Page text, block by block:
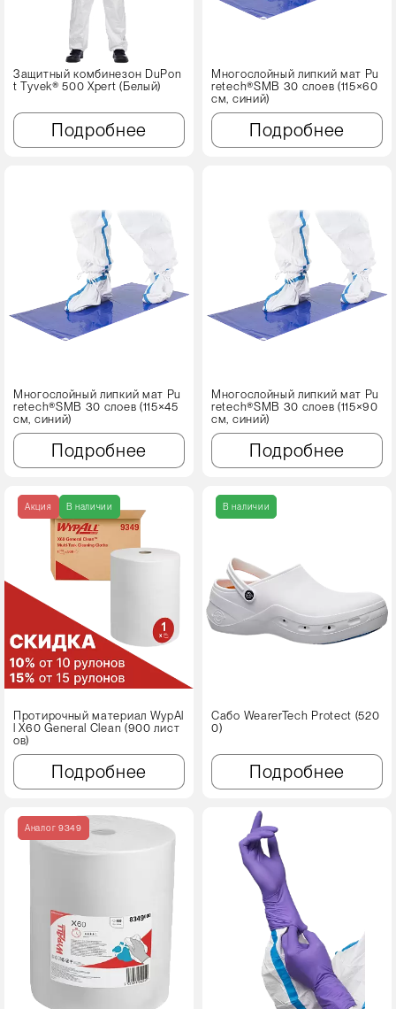
Защитный комбинезон DuPon
t Tyvek® 500 Xpert (Белый)
Подробнее
Многослойный липкий мат Pu
retech®SMB 30 слоев (115×60
см, синий)
Подробнее
Многослойный липкий мат Pu
retech®SMB 30 слоев (115×45
см, синий)
Подробнее
Многослойный липкий мат Pu
retech®SMB 30 слоев (115×90
см, синий)
Подробнее
Акция В наличии
Протирочный материал WypAl
l X60 Genеral Clean (900 лист
ов)
Подробнее
В наличии
Сабо WearerTech Protect (520
0)
Подробнее
Аналог 9349